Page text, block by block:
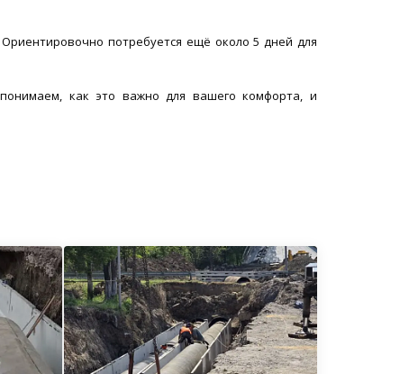
потребуется ещё около 5 дней для
как это важно для вашего комфорта, и